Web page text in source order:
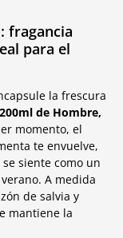
: fragancia
para el
la frescura
de Hombre,
momento, el
te envuelve,
siente como un
A medida
de salvia y
mantiene la